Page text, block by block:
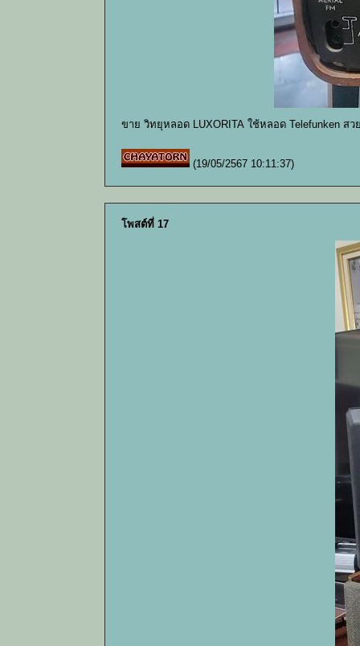
ขาย วิทยุหลอด LUXORITA ใช้หลอด Telefunken ส
(19/05/2567 10:11:37)
โพสต์ที่ 17